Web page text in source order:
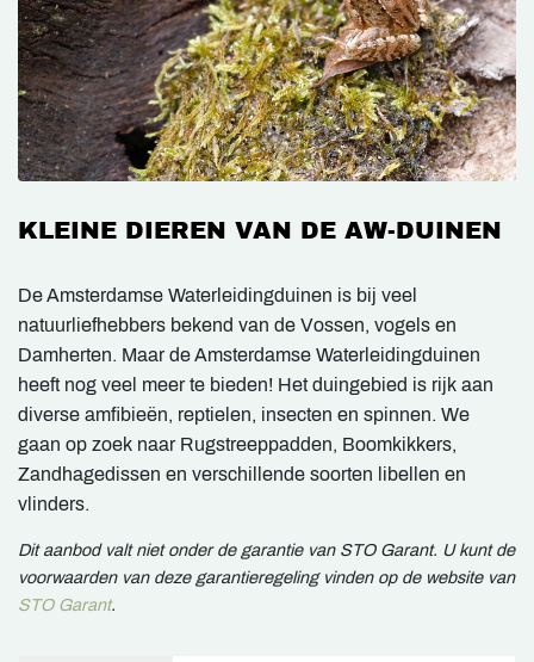
KLEINE DIEREN VAN DE AW-DUINEN
De Amsterdamse Waterleidingduinen is bij veel
natuurliefhebbers bekend van de Vossen, vogels en
Damherten. Maar de Amsterdamse Waterleidingduinen
heeft nog veel meer te bieden! Het duingebied is rijk aan
diverse amfibieën, reptielen, insecten en spinnen. We
gaan op zoek naar Rugstreeppadden, Boomkikkers,
Zandhagedissen en verschillende soorten libellen en
vlinders.
Dit aanbod valt niet onder de garantie van STO Garant. U kunt de
voorwaarden van deze garantieregeling vinden op de website van
STO Garant.